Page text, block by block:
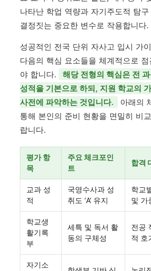
나타난 학업 역량과 자기주도적 탐
결정짓는 중요한 변수로 작용합니다.
성공적인 전국 단위 자사고 입시 가
다음의 핵심 요소들을 체계적으로
야 합니다.
해당 전형의 핵심은 전
성적을 기본으로 하되, 지원 학교의
사전에 파악하는 것입니다.
아래의
통해 본인의 준비 현황을 면밀히 비
랍니다.
평가 항
목
주요 체크포인
트
합격
교과 성
적
국영수사과 성
취도 ‘A’ 유지
학교
및 가
학교생
활기록
부
세특 및 독서 활
동의 구체성
전공
적 호
자기소